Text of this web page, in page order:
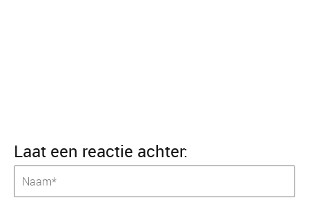
Laat een reactie achter: